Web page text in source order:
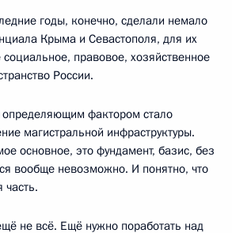
годы, конечно, сделали немало
Крыма и Севастополя, для их
правовое, хозяйственное
России.
фактором стало
магистральной инфраструктуры.
основное, это фундамент, базис, без
вообще невозможно. И понятно, что
часть.
не всё. Ещё нужно поработать над